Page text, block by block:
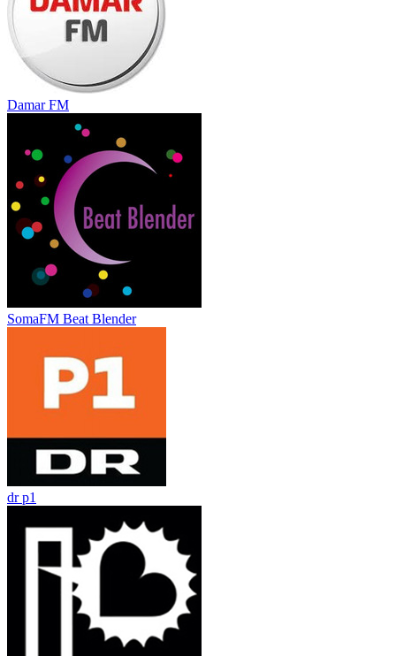
Damar FM
SomaFM Beat Blender
dr p1